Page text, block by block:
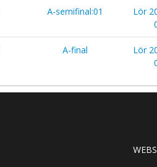
A-semifinal:01
Lör
A-final
Lör